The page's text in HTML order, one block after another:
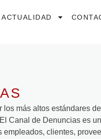
ACTUALIDAD
más altos estándares
Canal de Denuncias es
clientes,